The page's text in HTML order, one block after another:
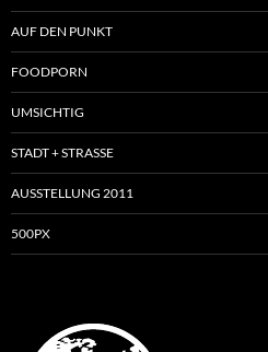
AUF DEN PUNKT
FOODPORN
UMSICHTIG
STADT + STRASSE
AUSSTELLUNG 2011
500PX